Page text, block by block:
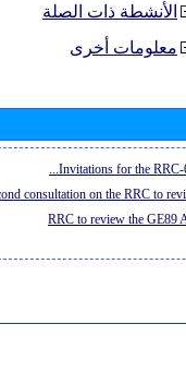
الأنشطة ذات الصلة
معلومات أخرى
Invitations for the RRC-
consultation on the RRC to
RRC to review the GE89